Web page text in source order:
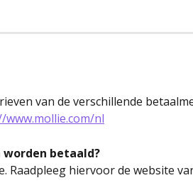
van de verschillende
www.mollie.com/nl
betaald?
Raadpleeg hiervoor de website